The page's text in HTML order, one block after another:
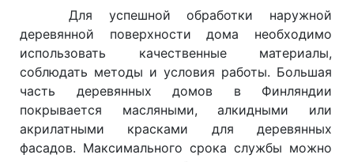
Для успешной обработки наружной
деревянной поверхности дома необходимо
использовать качественные материалы,
соблюдать методы и условия работы. Большая
часть деревянных домов в Финляндии
покрывается масляными, алкидными или
акрилатными красками для деревянных
фасадов. Максимального срока службы можно